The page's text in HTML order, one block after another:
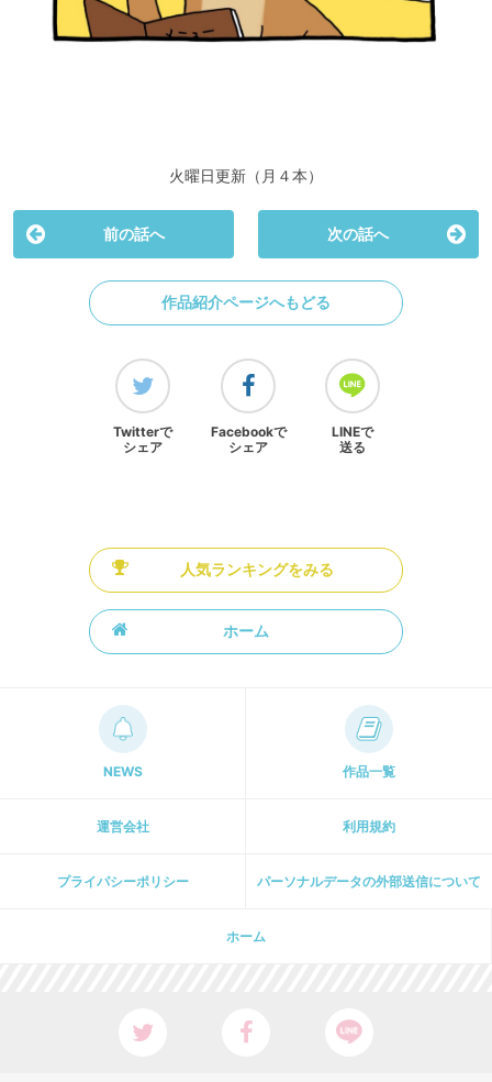
火曜日更新（月４本）
前の話へ 次の話へ
作品紹介ページへもどる
Twitterで
シェア
Facebookで
シェア
LINEで
送る
人気ランキングをみる
ホーム
NEWS 作品一覧
運営会社 利用規約
プライパシーポリシー パーソナルデータの外部送信について
ホーム